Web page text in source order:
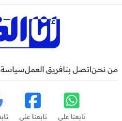
من نحناتصل بنافريق العمل
تابعنا على
تابعنا على